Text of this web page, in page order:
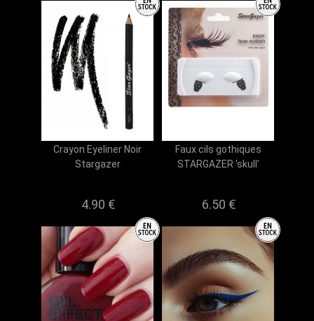
Crayon Eyeliner Noir
Stargazer
4.90 €
Faux cils gothiques
STARGAZER 'skull'
6.50 €